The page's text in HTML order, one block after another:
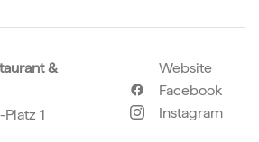
&
1
Website
Facebook
Instagram